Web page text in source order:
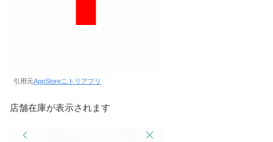
引用元AppStoreニトリアプリ
店舗在庫が表示されます